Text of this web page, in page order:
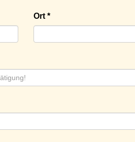
Ort *